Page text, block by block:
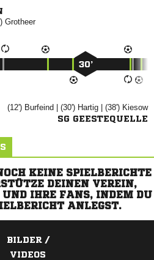

30’
(12')  | (30')  | (38') 
SG GEESTEQUELLE
KEINE SPIELBERICHTE
DEINEN VEREIN,
IHRE FANS, INDEM DU
ANLEGST.
BILDER /
VIDEOS